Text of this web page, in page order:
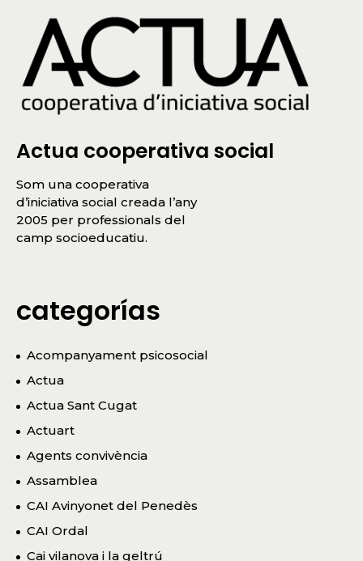
Actua cooperativa social
Som una cooperativa
d’iniciativa social creada l’any
2005 per professionals del
camp socioeducatiu.
categorías
Acompanyament psicosocial
Actua
Actua Sant Cugat
Actuart
Agents convivència
Assamblea
CAI Avinyonet del Penedès
CAI Ordal
Cai vilanova i la geltrú